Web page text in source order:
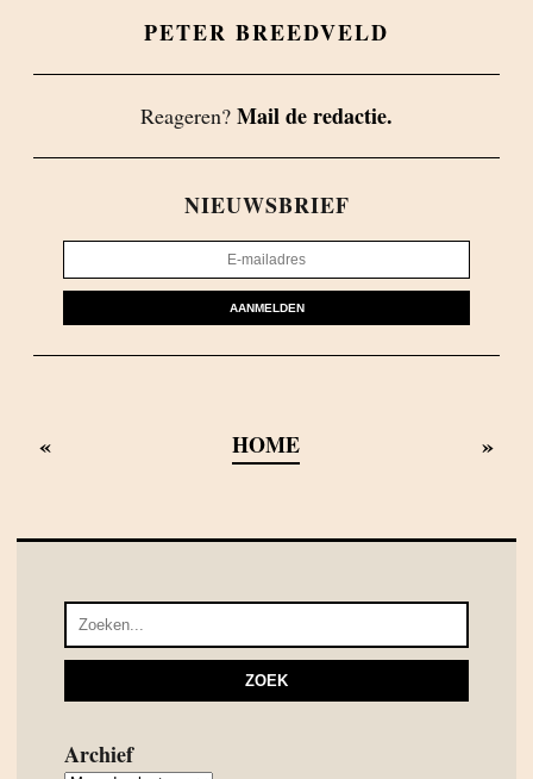
PETER BREEDVELD
Reageren? Mail de redactie.
NIEUWSBRIEF
AANMELDEN
« HOME »
Archief